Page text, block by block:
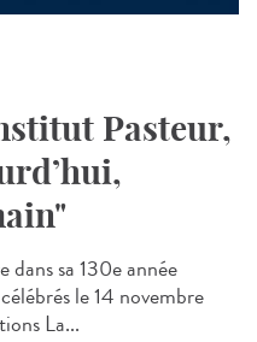
Pasteur,
sa 130e année
le 14 novembre
La...